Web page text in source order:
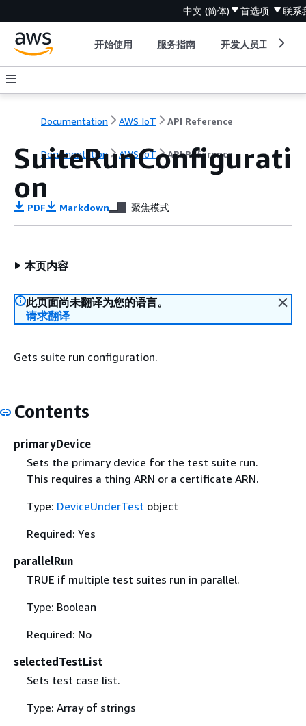
中文 (简体) 首选项 联系
开始使用 服务指南 开发人员工具
Documentation AWS IoT API Reference
Documentation AWS IoT API Reference
SuiteRunConfigurati
on
PDF Markdown 聚焦模式
本页内容
此页面尚未翻译为您的语言。
请求翻译
Gets suite run configuration.
Contents
primaryDevice
Sets the primary device for the test suite run.
This requires a thing ARN or a certificate ARN.
Type: DeviceUnderTest object
Required: Yes
parallelRun
TRUE if multiple test suites run in parallel.
Type: Boolean
Required: No
selectedTestList
Sets test case list.
Type: Array of strings